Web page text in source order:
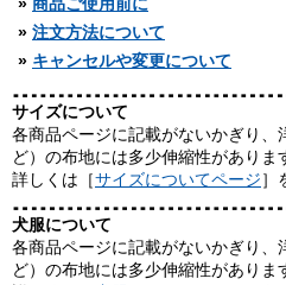
» 注文方法について
» キャンセルや変更について
サイズについて
各商品ページに記載がないかぎり、
ど）の布地には多少伸縮性がありま
詳しくは［サイズについてページ］
犬服について
各商品ページに記載がないかぎり、
ど）の布地には多少伸縮性がありま